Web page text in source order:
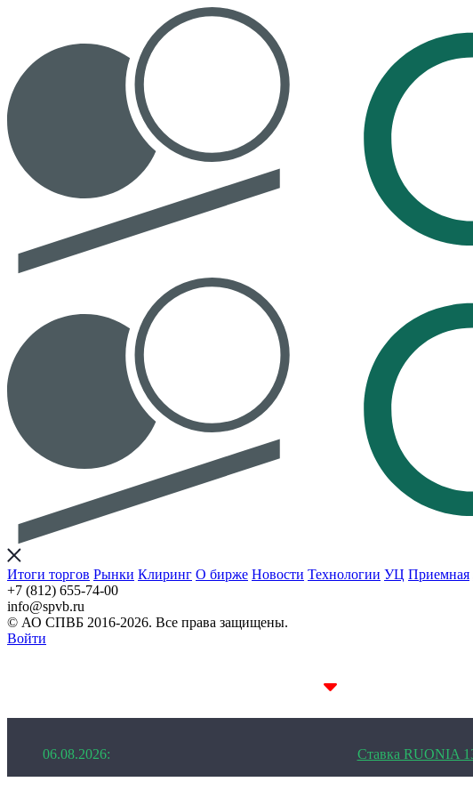
Итоги торгов Рынки Клиринг О бирже Новости Технологии УЦ Приемная
+7 (812) 655-74-00
info@spvb.ru
© АО СПВБ 2016-2026. Все права защищены.
Войти
1D 14.11%
06.08.2026: Ставка RUONIA